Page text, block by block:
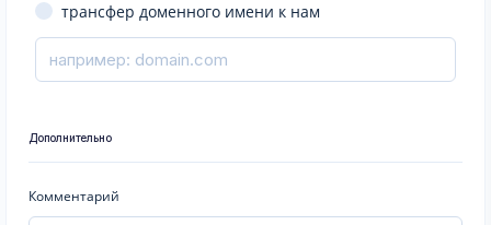
трансфер доменного имени к нам
Дополнительно
Комментарий